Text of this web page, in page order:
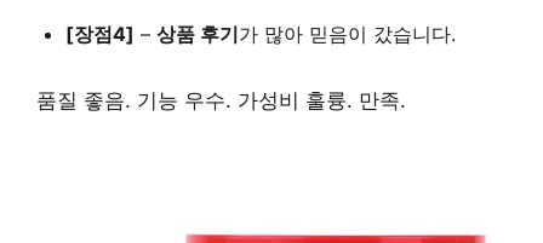
[장점4] – 상품 후기가 많아 믿음이 갔습니다.
품질 좋음. 기능 우수. 가성비 훌륭. 만족.